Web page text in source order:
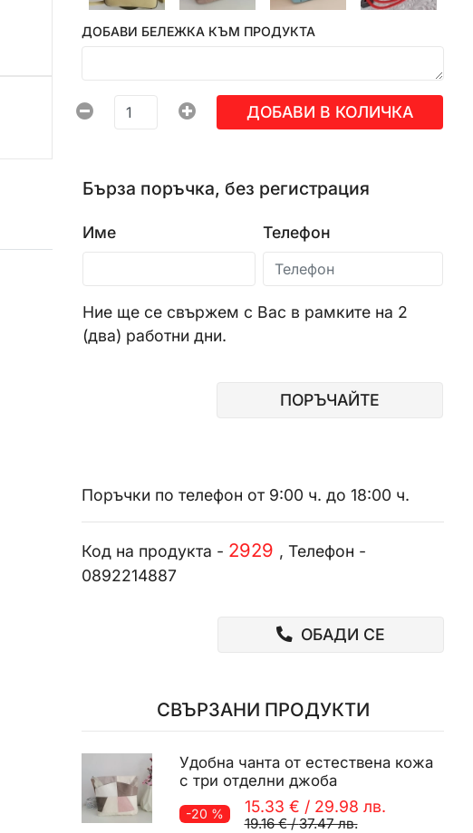
ДОБАВИ БЕЛЕЖКА КЪМ ПРОДУКТА
ДОБАВИ В КОЛИЧКА
Бърза поръчка, без регистрация
Име Телефон
Ние ще се свържем с Вас в рамките на 2
(два) работни дни.
ПОРЪЧАЙТЕ
Поръчки по телефон от 9:00 ч. до 18:00 ч.
Код на продукта - 2929 , Телефон -
0892214887
ОБАДИ СЕ
СВЪРЗАНИ ПРОДУКТИ
Удобна чанта от естествена кожа
с три отделни джоба
-20 % 15.33 € / 29.98 лв.
19.16 €/37.47 лв.